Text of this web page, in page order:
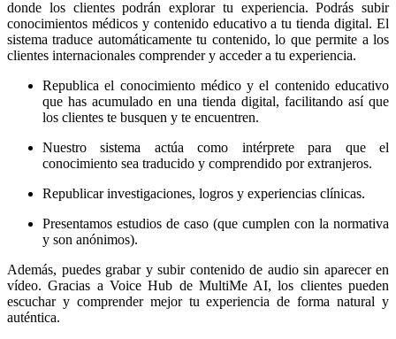
donde los clientes podrán explorar tu experiencia. Podrás subir
conocimientos médicos y contenido educativo a tu tienda digital. El
sistema traduce automáticamente tu contenido, lo que permite a los
clientes internacionales comprender y acceder a tu experiencia.
Republica el conocimiento médico y el contenido educativo
que has acumulado en una tienda digital, facilitando así que
los clientes te busquen y te encuentren.
Nuestro sistema actúa como intérprete para que el
conocimiento sea traducido y comprendido por extranjeros.
Republicar investigaciones, logros y experiencias clínicas.
Presentamos estudios de caso (que cumplen con la normativa
y son anónimos).
Además, puedes grabar y subir contenido de audio sin aparecer en
vídeo. Gracias a Voice Hub de MultiMe AI, los clientes pueden
escuchar y comprender mejor tu experiencia de forma natural y
auténtica.